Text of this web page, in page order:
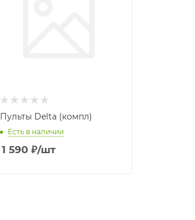
Пульты Delta (компл)
Есть в наличии
1 590 ₽/шт